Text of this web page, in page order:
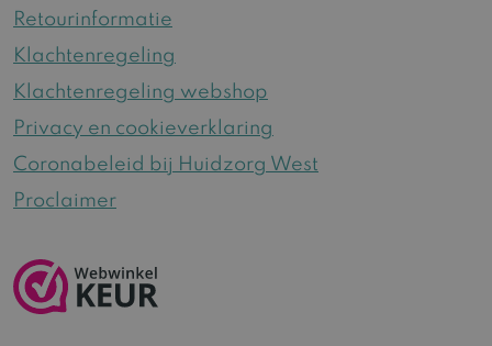
Retourinformatie
Klachtenregeling
Klachtenregeling webshop
Privacy en cookieverklaring
Coronabeleid bij Huidzorg West
Proclaimer